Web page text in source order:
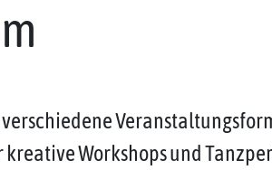
Workshops und